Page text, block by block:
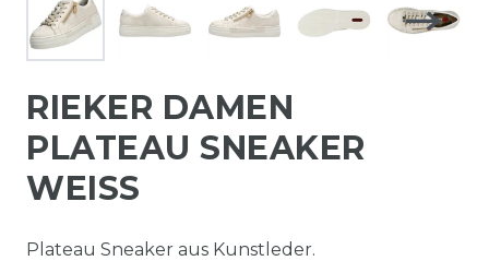
RIEKER DAMEN
PLATEAU SNEAKER
WEISS
Plateau Sneaker aus Kunstleder.